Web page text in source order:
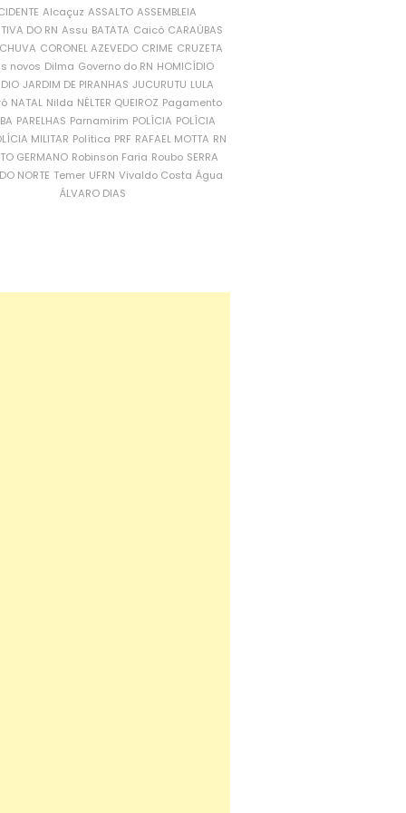
Alcaçuz ASSALTO ASSEMBLEIA
DO RN Assu BATATA Caicó CARAÚBAS
CORONEL AZEVEDO CRIME CRUZETA
novos Dilma Governo do RN HOMICÍDIO
JARDIM DE PIRANHAS JUCURUTU LULA
NATAL Nilda NÉLTER QUEIROZ Pagamento
PARELHAS Parnamirim POLÍCIA POLÍCIA
MILITAR Política PRF RAFAEL MOTTA RN
GERMANO Robinson Faria Roubo SERRA
NORTE Temer UFRN Vivaldo Costa Água
ÁLVARO DIAS